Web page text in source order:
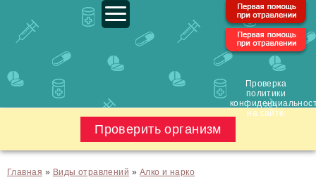
Проверка
политики
на сайте
Проверить организм
Главная » Виды отравлений » Алко и нарко